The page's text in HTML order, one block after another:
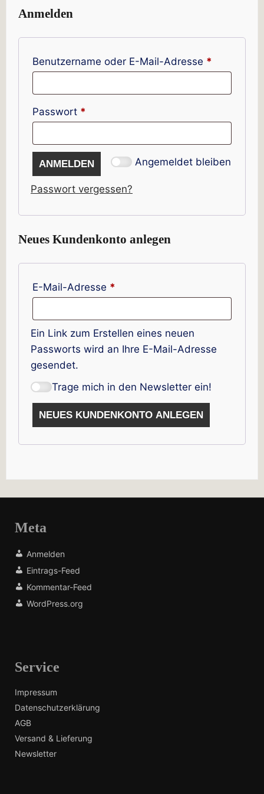
Anmelden
Benutzername oder E-Mail-Adresse *
Passwort *
Angemeldet bleiben
ANMELDEN
Passwort vergessen?
Neues Kundenkonto anlegen
E-Mail-Adresse *
Ein Link zum Erstellen eines neuen
Passworts wird an Ihre E-Mail-Adresse
gesendet.
Trage mich in den Newsletter ein!
NEUES KUNDENKONTO ANLEGEN
Meta
Anmelden
Eintrags-Feed
Kommentar-Feed
WordPress.org
Service
Impressum
Datenschutzerklärung
AGB
Versand & Lieferung
Newsletter